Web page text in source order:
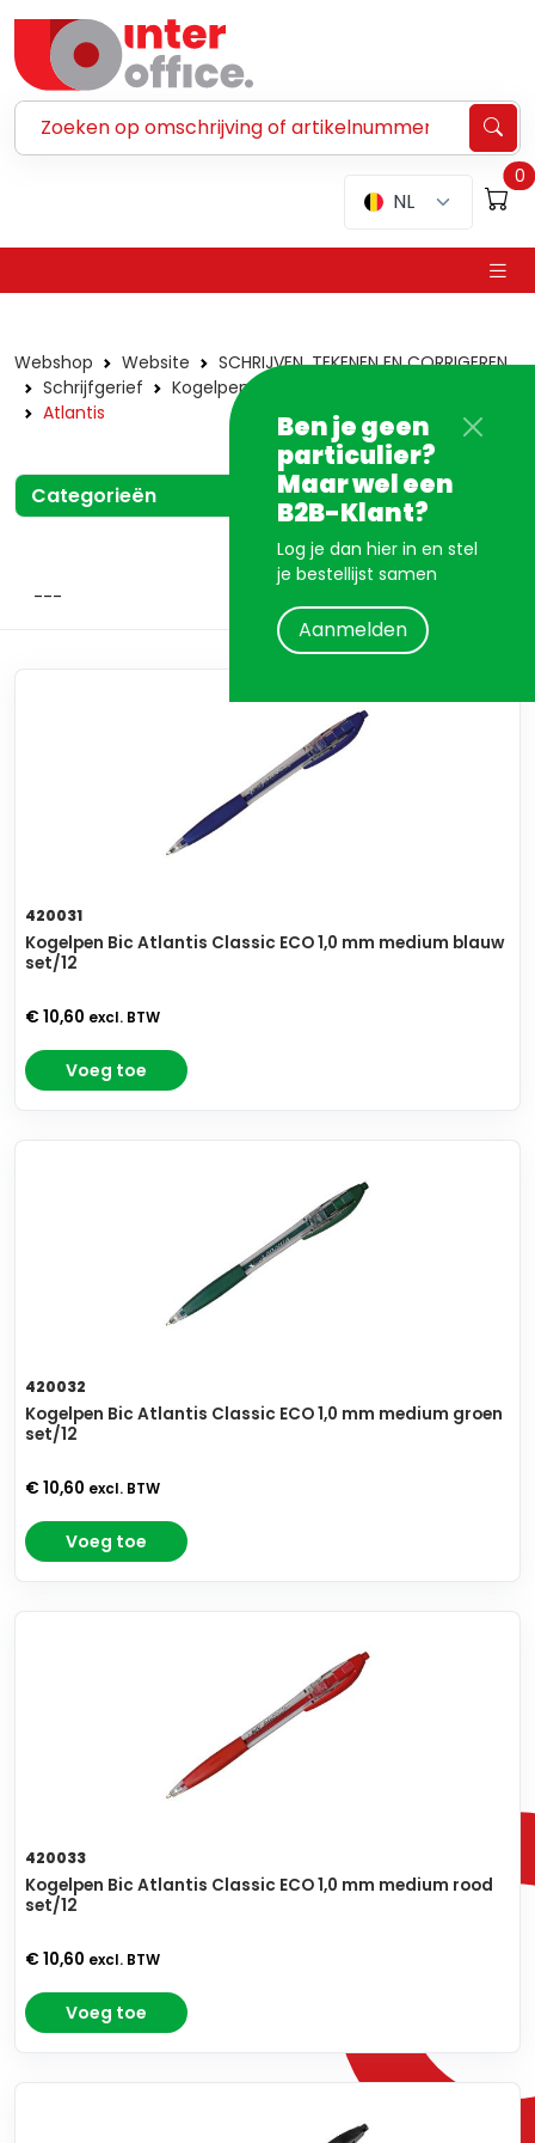
NL
0
Ben je geen
particulier?
Maar wel een
B2B-Klant?
Log je dan hier in en stel
je bestellijst samen
Aanmelden
Webshop Website
SCHRIJVEN, TEKENEN EN CORRIGEREN
Schrijfgerief
Kogelpennen en -vullingen
Atlantis
Categorieën
420031
Kogelpen Bic Atlantis Classic ECO 1,0 mm medium blauw
set/12
€ 10,60 excl. BTW
Voeg toe
420032
Kogelpen Bic Atlantis Classic ECO 1,0 mm medium groen
set/12
€ 10,60 excl. BTW
Voeg toe
420033
Kogelpen Bic Atlantis Classic ECO 1,0 mm medium rood
set/12
€ 10,60 excl. BTW
Voeg toe